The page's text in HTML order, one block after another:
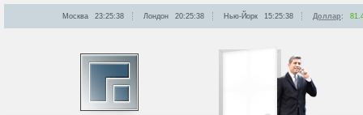
Москва 23:25:38 Лондон 20:25:38 Нью-Йорк 15:25:38 Доллар: